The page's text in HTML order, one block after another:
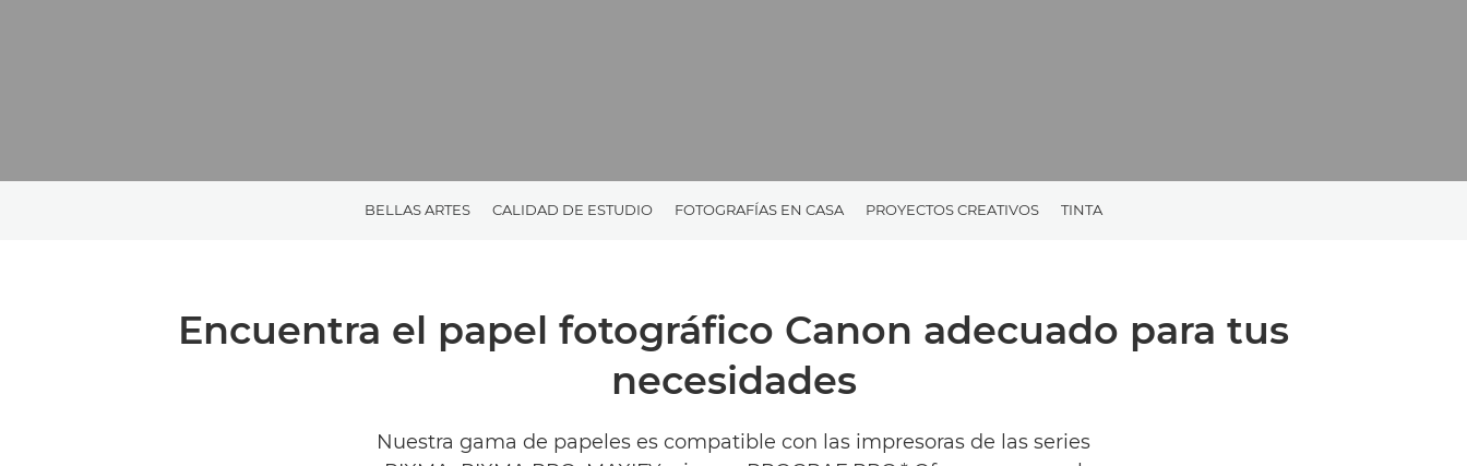
BELLAS ARTES CALIDAD DE ESTUDIO FOTOGRAFÍAS EN CASA PROYECTOS CREATIVOS TINTA
Encuentra el papel fotográfico Canon adecuado para tus
necesidades
Nuestra gama de papeles es compatible con las impresoras de las series